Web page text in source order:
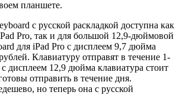
планшете.
с русской раскладкой доступна как
Pro, так и для большой 12,9-дюймовой
для iPad Pro с дисплеем 9,7 дюйма
Клавиатуру отправят в течение 1-
дисплеем 12,9 дюйма клавиатура стоит
отправить в течение дня.
но теперь она с русской